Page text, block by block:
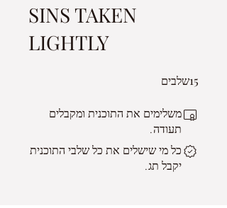
SINS TAKEN
LIGHTLY
15שלבים
משלימים את התוכנית ומקבלים
תעודה.
כל מי שישלים את כל שלבי התוכנית
יקבל תג.